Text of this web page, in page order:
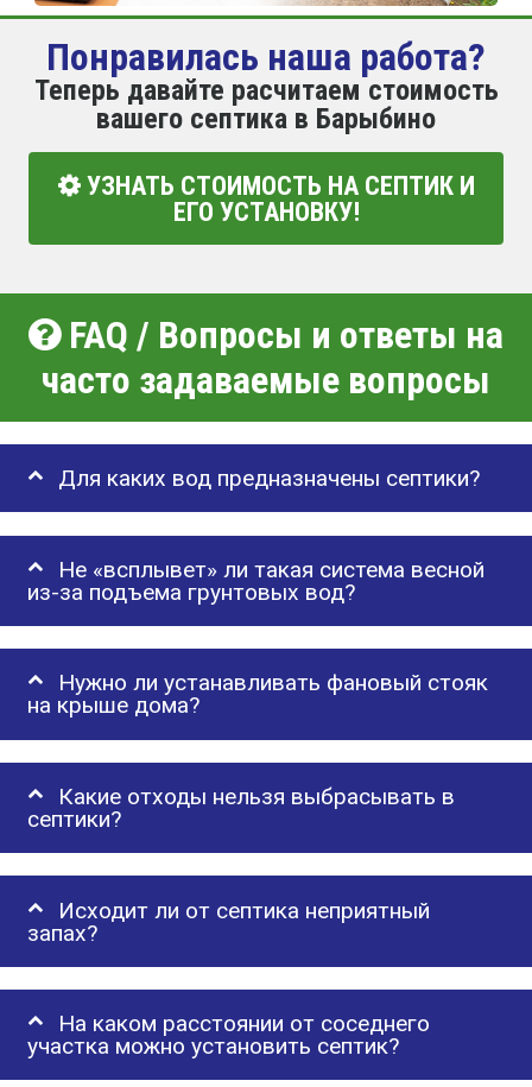
Понравилась наша работа?
Теперь давайте расчитаем стоимость
вашего септика в Барыбино
УЗНАТЬ СТОИМОСТЬ НА СЕПТИК И
ЕГО УСТАНОВКУ!
FAQ / Вопросы и ответы на
часто задаваемые вопросы
Для каких вод предназначены септики?
Не «всплывет» ли такая система весной
из-за подъема грунтовых вод?
Нужно ли устанавливать фановый стояк
на крыше дома?
Какие отходы нельзя выбрасывать в
септики?
Исходит ли от септика неприятный
запах?
На каком расстоянии от соседнего
участка можно установить септик?